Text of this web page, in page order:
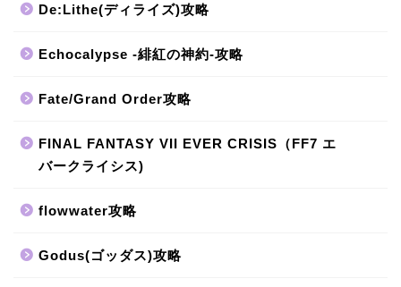
De:Lithe(ディライズ)攻略
Echocalypse -緋紅の神約-攻略
Fate/Grand Order攻略
FINAL FANTASY VII EVER CRISIS（FF7 エ
バークライシス)
flowwater攻略
Godus(ゴッダス)攻略